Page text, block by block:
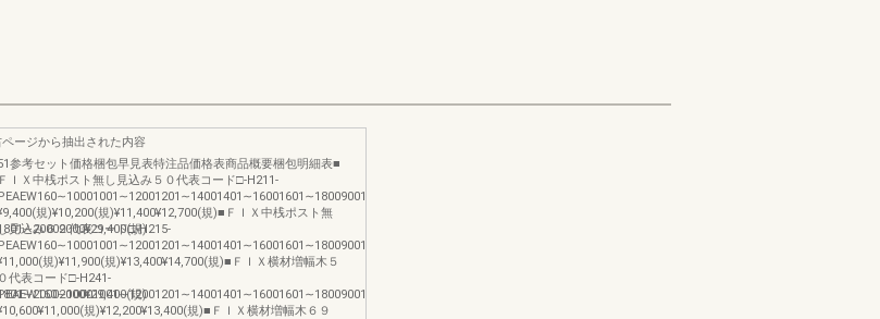
規)
規)
ページから抽出された内容
参考セット価格梱包早見表特注品価格表商品概要梱包明細表■
ＦＩＸ中桟ポスト無し見込み５０代表コード□-H211-
規)
規)¥10,200(規)¥11,400¥12,700(規)■ＦＩＸ中桟ポスト無
見込み６９代表コード□-H215-
規)
規)¥11,900(規)¥13,400¥14,700(規)■ＦＩＸ横材増幅木５
０代表コード□-H241-
規)
規)¥12,200¥13,400(規)■ＦＩＸ横材増幅木６９